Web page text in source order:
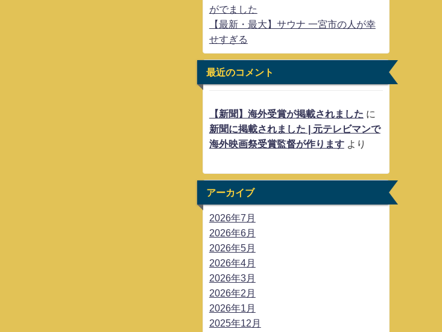
がでました
【最新・最大】サウナ 一宮市の人が幸
せすぎる
最近のコメント
【新聞】海外受賞が掲載されました に
新聞に掲載されました | 元テレビマンで
海外映画祭受賞監督が作りますより
アーカイブ
2026年7月
2026年6月
2026年5月
2026年4月
2026年3月
2026年2月
2026年1月
2025年12月